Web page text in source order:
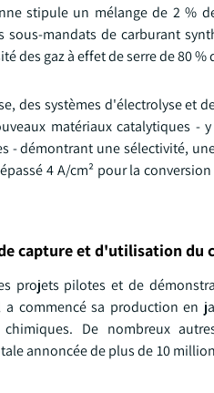
stipule un mélange de 2 %
mandats de carburant
des gaz à effet de serre de 80
des systèmes d'électrolyse et
matériaux catalytiques -
- démontrant une sélectivité,
4 A/cm² pour la
capture et d'utilisation du
projets pilotes et de
commencé sa production en
De nombreux
annoncée de plus de 10